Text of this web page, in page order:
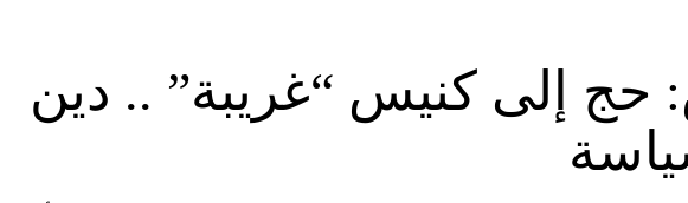
حج إلى كنيس “غريبة” .. دين